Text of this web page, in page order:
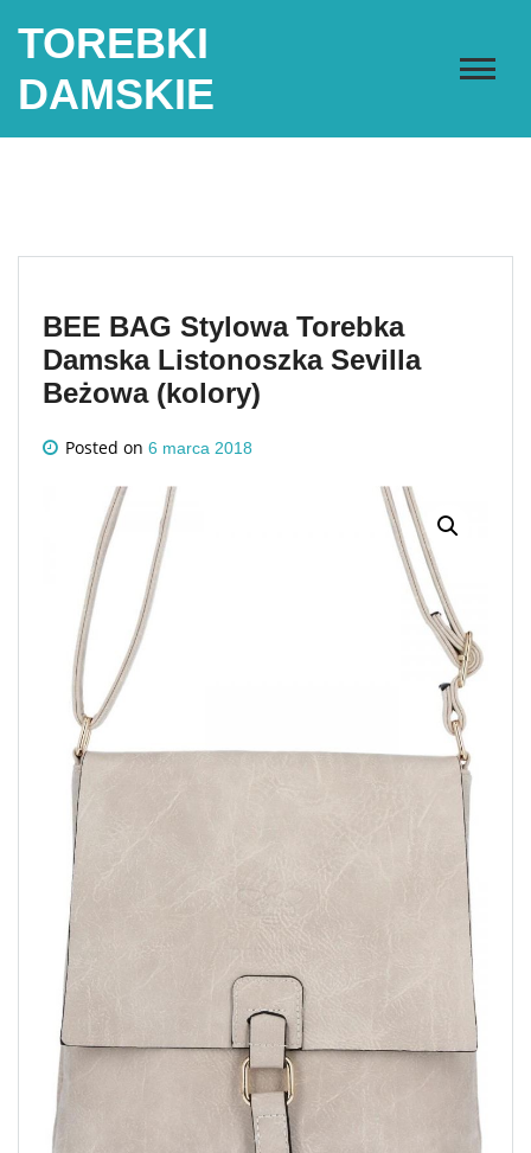
TOREBKI
DAMSKIE
BEE BAG Stylowa Torebka
Damska Listonoszka Sevilla
Beżowa (kolory)
Posted on 6 marca 2018